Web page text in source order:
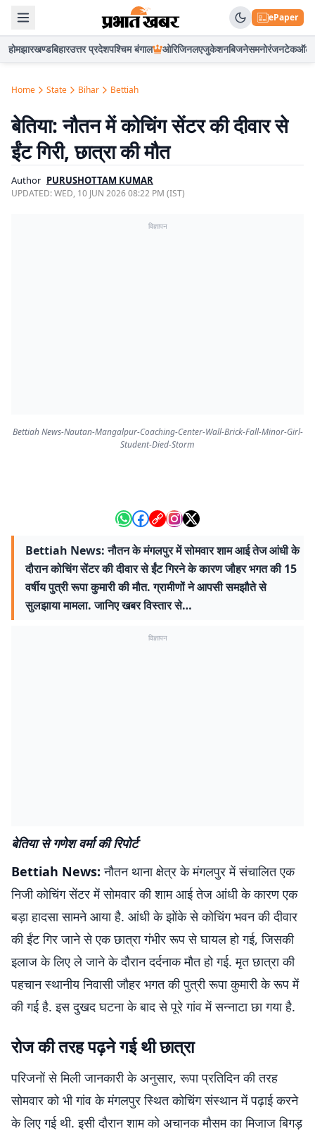
ePaper
होमझारखण्डबिहारउत्तर प्रदेशपश्चिम बंगाल ओरिजिनलएजुकेशनबिजनेसमनोरंजनटेकऑटो
Home State Bihar Bettiah
बेतिया: नौतन में कोचिंग सेंटर की दीवार से
ईंट गिरी, छात्रा की मौत
Author PURUSHOTTAM KUMAR
UPDATED:WED, 10 JUN 2026 08:22 PM (IST)
विज्ञापन
Bettiah News-Nautan-Mangalpur-Coaching-Center-Wall-Brick-Fall-Minor-Girl-
Student-Died-Storm
Bettiah News: नौतन के मंगलपुर में सोमवार शाम आई तेज आंधी के
दौरान कोचिंग सेंटर की दीवार से ईंट गिरने के कारण जौहर भगत की 15
वर्षीय पुत्री रूपा कुमारी की मौत. ग्रामीणों ने आपसी समझौते से
सुलझाया मामला. जानिए खबर विस्तार से…
विज्ञापन
बेतिया से गणेश वर्मा की रिपोर्ट
Bettiah News: नौतन थाना क्षेत्र के मंगलपुर में संचालित एक
निजी कोचिंग सेंटर में सोमवार की शाम आई तेज आंधी के कारण एक
बड़ा हादसा सामने आया है. आंधी के झोंके से कोचिंग भवन की दीवार
की ईंट गिर जाने से एक छात्रा गंभीर रूप से घायल हो गई, जिसकी
इलाज के लिए ले जाने के दौरान दर्दनाक मौत हो गई. मृत छात्रा की
पहचान स्थानीय निवासी जौहर भगत की पुत्री रूपा कुमारी के रूप में
की गई है. इस दुखद घटना के बाद से पूरे गांव में सन्नाटा छा गया है.
रोज की तरह पढ़ने गई थी छात्रा
परिजनों से मिली जानकारी के अनुसार, रूपा प्रतिदिन की तरह
सोमवार को भी गांव के मंगलपुर स्थित कोचिंग संस्थान में पढ़ाई करने
के लिए गई थी. इसी दौरान शाम को अचानक मौसम का मिजाज बिगड़